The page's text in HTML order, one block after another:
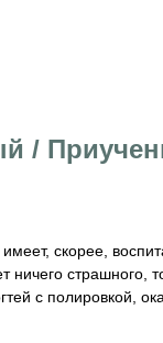
/
скорее,
ничего
с полировкой,